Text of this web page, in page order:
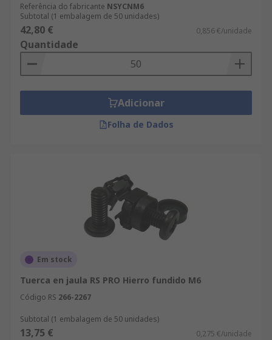
Referência do fabricante NSYCNM6
Subtotal (1 embalagem de 50 unidades)
42,80 € 0,856 €/unidade
Quantidade
Adicionar
Folha de Dados
Em stock
Tuerca en jaula RS PRO Hierro fundido M6
Código RS 266-2267
Subtotal (1 embalagem de 50 unidades)
13,75 € 0,275 €/unidade